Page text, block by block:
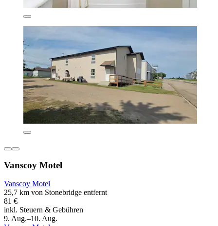
Vanscoy Motel
Vanscoy Motel
25,7 km von Stonebridge entfernt
81 €
inkl. Steuern & Gebühren
9. Aug.–10. Aug.